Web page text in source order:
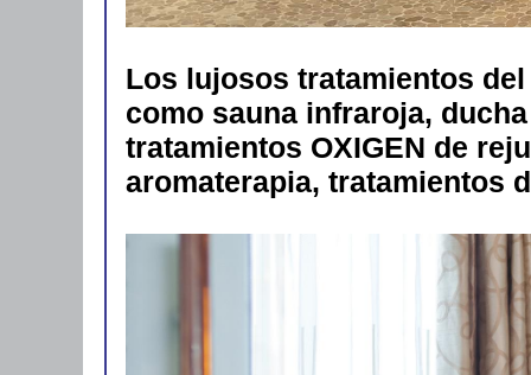
Los lujosos tratamientos
como sauna infraroja,
tratamientos OXIGEN de
aromaterapia, tratamientos